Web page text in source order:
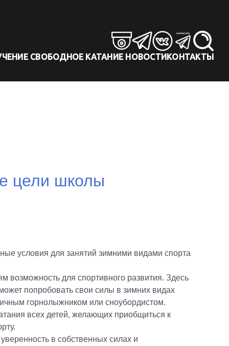
СВОБОДНОЕ КАТАНИЕ НОВОСТИКОНТАКТЫ
цели школы
условия для занятий зимними видами спорта
возможность для спортивного развития. Здесь
попробовать свои силы в зимних видах
горнолыжником или сноубордистом.
всех детей, желающих приобщиться к
в собственных силах и